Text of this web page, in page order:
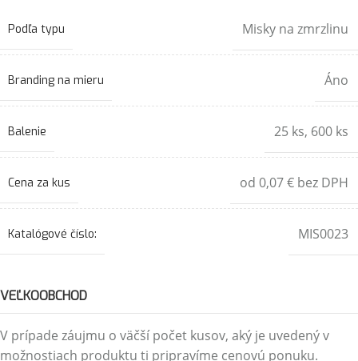
Podľa typu Misky na zmrzlinu
Branding na mieru Áno
Balenie 25 ks, 600 ks
Cena za kus od 0,07 € bez DPH
Katalógové číslo: MIS0023
VEĽKOOBCHOD
V prípade záujmu o väčší počet kusov, aký je uvedený v
možnostiach produktu ti pripravíme cenovú ponuku.